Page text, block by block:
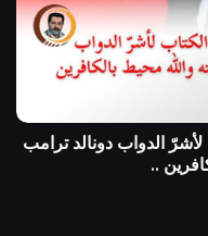
الدواب دونالد ترامب
..